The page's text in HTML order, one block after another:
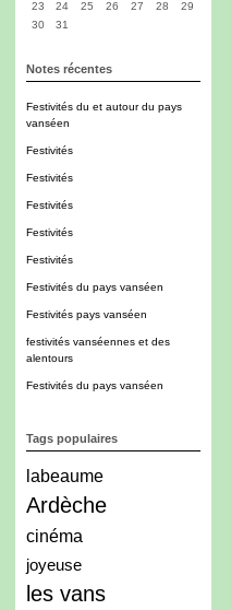
23
24 25 26 27 28
29
30
31
Notes récentes
Festivités du et autour du pays
vanséen
Festivités
Festivités
Festivités
Festivités
Festivités
Festivités du pays vanséen
Festivités pays vanséen
festivités vanséennes et des
alentours
Festivités du pays vanséen
Tags populaires
labeaume
Ardèche
cinéma
joyeuse
les vans